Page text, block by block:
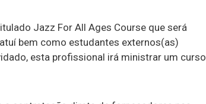
Jazz For All Ages Course que será
bem como estudantes externos(as)
esta profissional irá ministrar um curso